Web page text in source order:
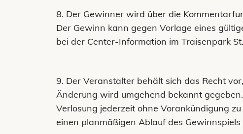
8. Der Gewinner wird über die
Der Gewinn kann gegen Vorlage eines
bei der Center-Information im Traisenpark
9. Der Veranstalter behält sich das Recht
Änderung wird umgehend bekannt
Verlosung jederzeit ohne Vorankündigung
einen planmäßigen Ablauf des